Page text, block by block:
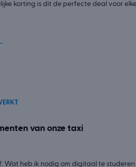
korting is dit de perfecte deal voor
van onze taxi
Wat heb ik nodig om digitaal te studeren